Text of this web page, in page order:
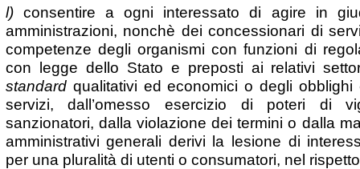
l)consentire a ogni interessato di agire in
amministrazioni, nonchè dei concessionari di
competenze degli organismi con funzioni di
con legge dello Stato e preposti ai relativi
standardqualitativi ed economici o degli obblighi
servizi, dall’omesso esercizio di poteri di
sanzionatori, dalla violazione dei termini o dalla
amministrativi generali derivi la lesione di
per una pluralità di utenti o consumatori, nel